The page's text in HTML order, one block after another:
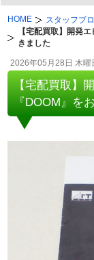
HOME スタッフブ
【宅配買取】開発
きました
2026年05月28日 木曜
【宅配買取】
『DOOM』を